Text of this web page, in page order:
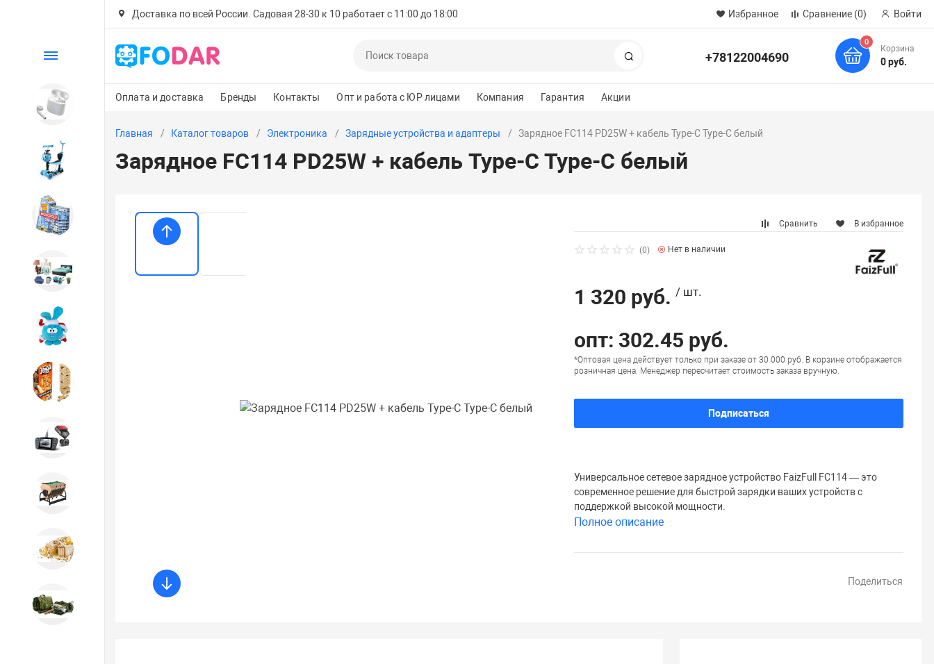
Доставка по всей России. Садовая 28-30 к 10 работает с 11:00 до 18:00 Избранное Сравнение (0) Войти
+78122004690
0
Корзина
0 руб.
Оплата и доставка Бренды Контакты Опт и работа с ЮР лицами Компания Гарантия Акции
Каталог
Электроника
Детский транспорт
Настольные игры
Дом и сад
Главная Каталог товаров Электроника Зарядные устройства и адаптеры Зарядное FC114 PD25W + кабель Type-C Type-C белый
Зарядное FC114 PD25W + кабель Type-C Type-C белый
Сравнить В избранное
(0) Нет в наличии
1 320 руб. / шт.
опт: 302.45 руб.
*Оптовая цена действует только при заказе от 30 000 руб. В корзине отображается
розничная цена. Менеджер пересчитает стоимость заказа вручную.
Подписаться
Универсальное сетевое зарядное устройство FaizFull FC114 — это
современное решение для быстрой зарядки ваших устройств с
поддержкой высокой мощности.
Полное описание
Поделиться